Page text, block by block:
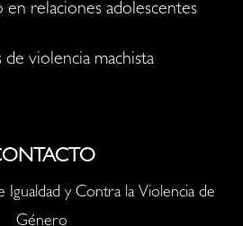
en relaciones adolescentes
de violencia machista
Igualdad y Contra la Violencia de
Género